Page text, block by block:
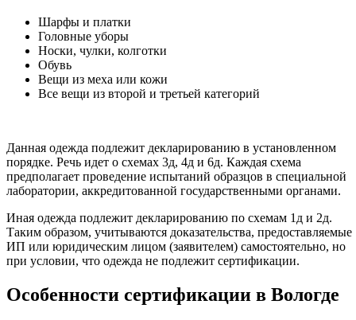
Шарфы и платки
Головные уборы
Носки, чулки, колготки
Обувь
Вещи из меха или кожи
Все вещи из второй и третьей категорий
Данная одежда подлежит декларированию в установленном
порядке. Речь идет о схемах 3д, 4д и 6д. Каждая схема
предполагает проведение испытаний образцов в специальной
лаборатории, аккредитованной государственными органами.
Иная одежда подлежит декларированию по схемам 1д и 2д.
Таким образом, учитываются доказательства, предоставляемые
ИП или юридическим лицом (заявителем) самостоятельно, но
при условии, что одежда не подлежит сертификации.
Особенности сертификации в Вологде